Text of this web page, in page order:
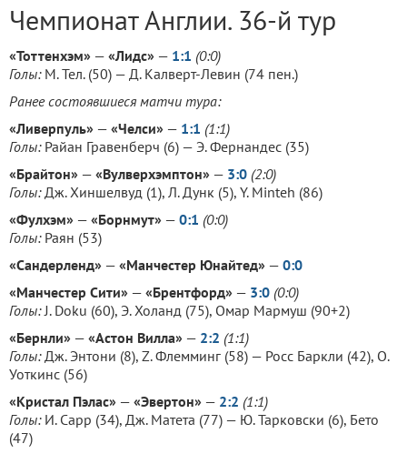
Чемпионат Англии. 36-й тур
«Тоттенхэм» — «Лидс» — 1:1 (0:0)
Голы: М. Тел. (50) — Д. Калверт-Левин (74 пен.)
Ранее состоявшиеся матчи тура:
«Ливерпуль» — «Челси» — 1:1 (1:1)
Голы: Райан Гравенберч (6) — Э. Фернандес (35)
«Брайтон» — «Вулверхэмптон» — 3:0 (2:0)
Голы: Дж. Хиншелвуд (1), Л. Дунк (5), Y. Minteh (86)
«Фулхэм» — «Борнмут» — 0:1 (0:0)
Голы: Раян (53)
«Сандерленд» — «Манчестер Юнайтед» — 0:0
«Манчестер Сити» — «Брентфорд» — 3:0 (0:0)
Голы: J. Doku (60), Э. Холанд (75), Омар Мармуш (90+2)
«Бернли» — «Астон Вилла» — 2:2 (1:1)
Голы: Дж. Энтони (8), Z. Флемминг (58) — Росс Баркли (42), О.
Уоткинс (56)
«Кристал Пэлас» — «Эвертон» — 2:2 (1:1)
Голы: И. Сарр (34), Дж. Матета (77) — Ю. Тарковски (6), Бето
(47)